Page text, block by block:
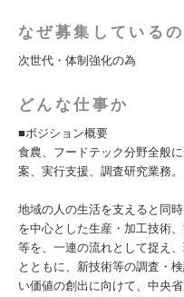
なぜ募集している
次世代・体制強化の為
どんな仕事か
■ポジション概要
食農、フードテック分野全般
案、実行支援、調査研究業務。
地域の人の生活を支えると同
を中心とした生産・加工技術
等を、一連の流れとして捉え
とともに、新技術等の調査・
い価値の創出に向けて、中央